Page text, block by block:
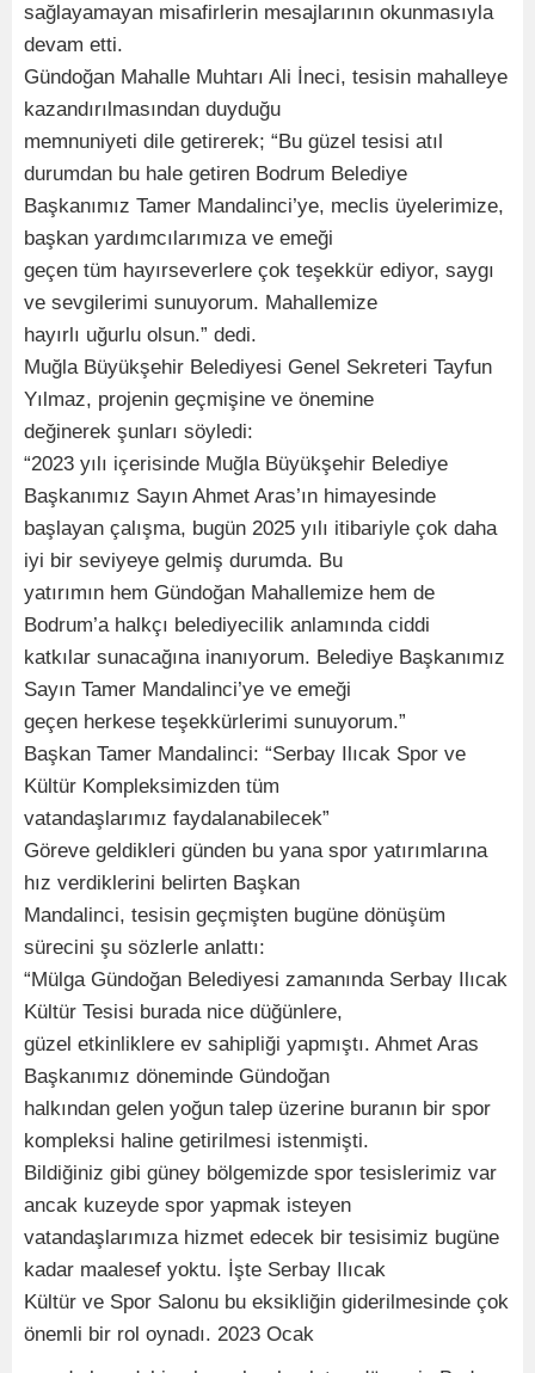
sağlayamayan misafirlerin mesajlarının okunmasıyla
devam etti.
Gündoğan Mahalle Muhtarı Ali İneci, tesisin mahalleye
kazandırılmasından duyduğu
memnuniyeti dile getirerek; “Bu güzel tesisi atıl
durumdan bu hale getiren Bodrum Belediye
Başkanımız Tamer Mandalinci’ye, meclis üyelerimize,
başkan yardımcılarımıza ve emeği
geçen tüm hayırseverlere çok teşekkür ediyor, saygı
ve sevgilerimi sunuyorum. Mahallemize
hayırlı uğurlu olsun.” dedi.
Muğla Büyükşehir Belediyesi Genel Sekreteri Tayfun
Yılmaz, projenin geçmişine ve önemine
değinerek şunları söyledi:
“2023 yılı içerisinde Muğla Büyükşehir Belediye
Başkanımız Sayın Ahmet Aras’ın himayesinde
başlayan çalışma, bugün 2025 yılı itibariyle çok daha
iyi bir seviyeye gelmiş durumda. Bu
yatırımın hem Gündoğan Mahallemize hem de
Bodrum’a halkçı belediyecilik anlamında ciddi
katkılar sunacağına inanıyorum. Belediye Başkanımız
Sayın Tamer Mandalinci’ye ve emeği
geçen herkese teşekkürlerimi sunuyorum.”
Başkan Tamer Mandalinci: “Serbay Ilıcak Spor ve
Kültür Kompleksimizden tüm
vatandaşlarımız faydalanabilecek”
Göreve geldikleri günden bu yana spor yatırımlarına
hız verdiklerini belirten Başkan
Mandalinci, tesisin geçmişten bugüne dönüşüm
sürecini şu sözlerle anlattı:
“Mülga Gündoğan Belediyesi zamanında Serbay Ilıcak
Kültür Tesisi burada nice düğünlere,
güzel etkinliklere ev sahipliği yapmıştı. Ahmet Aras
Başkanımız döneminde Gündoğan
halkından gelen yoğun talep üzerine buranın bir spor
kompleksi haline getirilmesi istenmişti.
Bildiğiniz gibi güney bölgemizde spor tesislerimiz var
ancak kuzeyde spor yapmak isteyen
vatandaşlarımıza hizmet edecek bir tesisimiz bugüne
kadar maalesef yoktu. İşte Serbay Ilıcak
Kültür ve Spor Salonu bu eksikliğin giderilmesinde çok
önemli bir rol oynadı. 2023 Ocak